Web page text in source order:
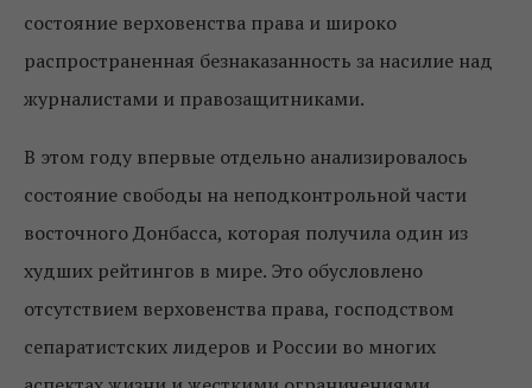
состояние верховенства права и широко
распространенная безнаказанность за насилие над
журналистами и правозащитниками.
В этом году впервые отдельно анализировалось
состояние свободы на неподконтрольной части
восточного Донбасса, которая получила один из
худших рейтингов в мире. Это обусловлено
отсутствием верховенства права, господством
сепаратистских лидеров и России во многих